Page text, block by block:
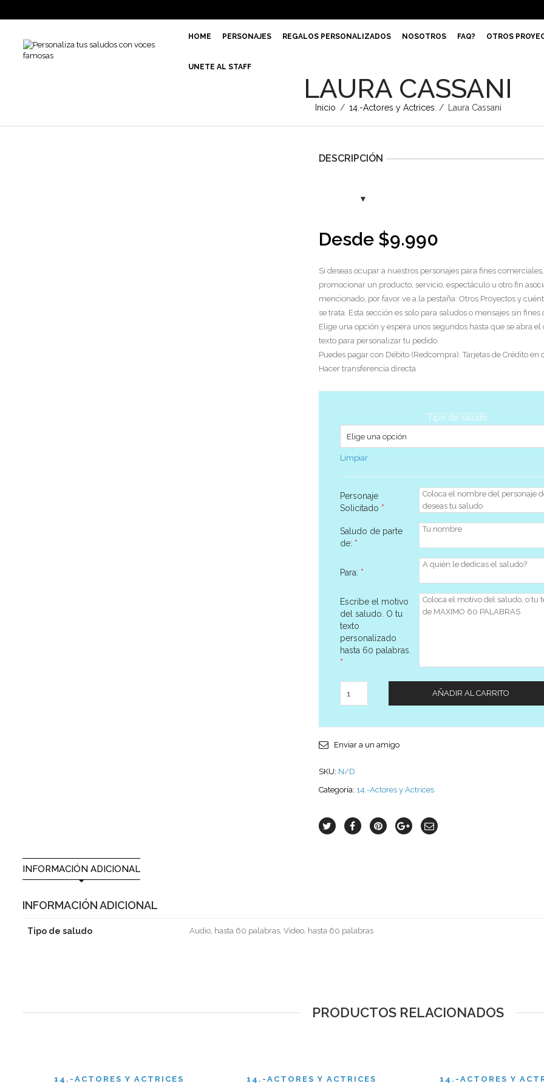
HOME PERSONAJES REGALOS PERSONALIZADOS NOSOTROS FAQ? OTROS
UNETE AL STAFF
LAURA CASSANI
Inicio / 14.-Actores y Actrices / Laura Cassani
DESCRIPCIÓN
Desde $9.990
Si deseas ocupar a nuestros personajes para fines
promocionar un producto, servicio, espectáculo u otro fin
mencionado, por favor ve a la pestaña: Otros Proyectos y
se trata. Esta sección es solo para saludos o mensajes sin fines
Elige una opción y espera unos segundos hasta que se abra el
texto para personalizar tu pedido.
Puedes pagar con Débito (Redcompra). Tarjetas de Crédito en
Hacer transferencia directa
Tipo de saludo
Limpiar
Personaje
Solicitado *
Saludo de parte
de: *
Para: *
Escribe el motivo
del saludo. O tu
texto
personalizado
hasta 60 palabras.
*
AÑADIR AL CARRITO
Enviar a un amigo
SKU: N/D
Categoría: 14.-Actores y Actrices
INFORMACIÓN ADICIONAL
INFORMACIÓN ADICIONAL
Tipo de saludo Audio, hasta 60 palabras, Video, hasta 60 palabras
PRODUCTOS RELACIONADOS
14.-ACTORES Y ACTRICES 14.-ACTORES Y ACTRICES 14.-ACTORES Y